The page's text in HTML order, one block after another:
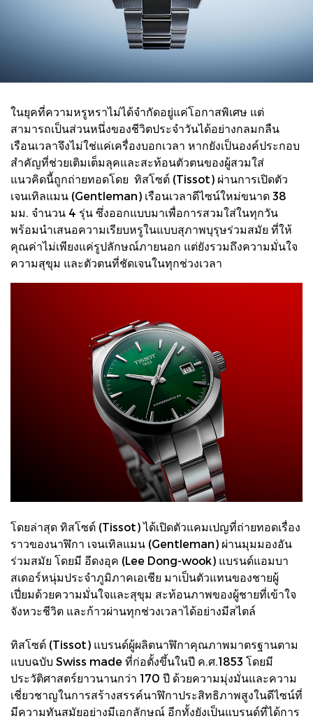
ในยุคที่ความหรูหราไม่ได้จำกัดอยู่แค่โอกาสพิเศษ แต่
สามารถเป็นส่วนหนึ่งของชีวิตประจำวันได้อย่างกลมกลืน
เรือนเวลาจึงไม่ใช่แค่เครื่องบอกเวลา หากยังเป็นองค์ประกอบ
สำคัญที่ช่วยเติมเต็มลุคและสะท้อนตัวตนของผู้สวมใส่
แนวคิดนี้ถูกถ่ายทอดโดย ทิสโซต์ (Tissot) ผ่านการเปิดตัว
เจนเทิลแมน (Gentleman) เรือนเวลาดีไซน์ใหม่ขนาด 38
มม. จำนวน 4 รุ่น ซึ่งออกแบบมาเพื่อการสวมใส่ในทุกวัน
พร้อมนำเสนอความเรียบหรูในแบบสุภาพบุรุษร่วมสมัย ที่ให้
คุณค่าไม่เพียงแค่รูปลักษณ์ภายนอก แต่ยังรวมถึงความมั่นใจ
ความสุขุม และตัวตนที่ชัดเจนในทุกช่วงเวลา
โดยล่าสุด ทิสโซต์ (Tissot) ได้เปิดตัวแคมเปญที่ถ่ายทอดเรื่อง
ราวของนาฬิกา เจนเทิลแมน (Gentleman) ผ่านมุมมองอัน
ร่วมสมัย โดยมี อีดงอุค (Lee Dong-wook) แบรนด์แอมบา
สเดอร์หนุ่มประจำภูมิภาคเอเชีย มาเป็นตัวแทนของชายผู้
เปี่ยมด้วยความมั่นใจและสุขุม สะท้อนภาพของผู้ชายที่เข้าใจ
จังหวะชีวิต และก้าวผ่านทุกช่วงเวลาได้อย่างมีสไตล์
ทิสโซต์ (Tissot) แบรนด์ผู้ผลิตนาฬิกาคุณภาพมาตรฐานตาม
แบบฉบับ Swiss made ที่ก่อตั้งขึ้นในปี ค.ศ.1853 โดยมี
ประวัติศาสตร์ยาวนานกว่า 170 ปี ด้วยความมุ่งมั่นและความ
เชี่ยวชาญในการสร้างสรรค์นาฬิกาประสิทธิภาพสูงในดีไซน์ที่
มีความทันสมัยอย่างมีเอกลักษณ์ อีกทั้งยังเป็นแบรนด์ที่ได้การ